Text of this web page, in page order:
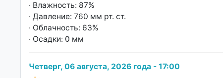
· Влажность: 87%
· Давление: 760 мм рт. ст.
· Облачность: 63%
· Осадки: 0 мм
Четверг, 06 августа, 2026 года - 17:00